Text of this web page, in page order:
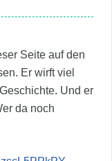
Seite auf den
Er wirft viel
Und er
da noch